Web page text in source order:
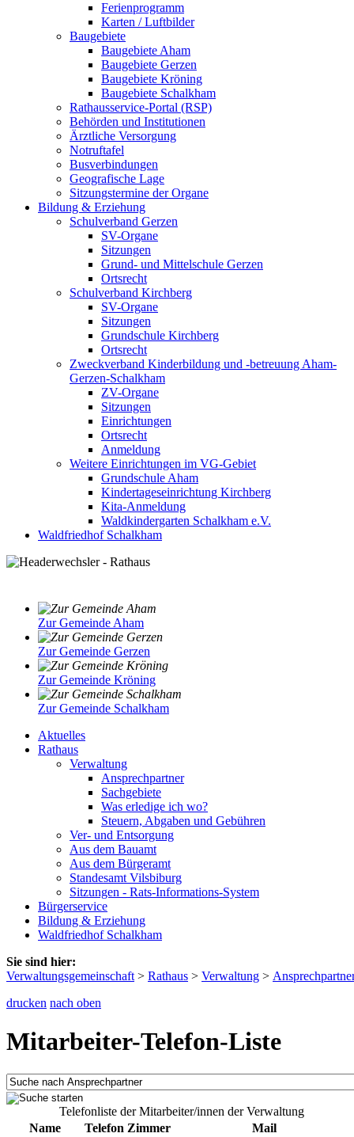
Ferienprogramm
Karten / Luftbilder
Baugebiete
Baugebiete Aham
Baugebiete Gerzen
Baugebiete Kröning
Baugebiete Schalkham
Rathausservice-Portal (RSP)
Behörden und Institutionen
Ärztliche Versorgung
Notruftafel
Busverbindungen
Geografische Lage
Sitzungstermine der Organe
Bildung & Erziehung
Schulverband Gerzen
SV-Organe
Sitzungen
Grund- und Mittelschule Gerzen
Ortsrecht
Schulverband Kirchberg
SV-Organe
Sitzungen
Grundschule Kirchberg
Ortsrecht
Zweckverband Kinderbildung und -betreuung Aham-
Gerzen-Schalkham
ZV-Organe
Sitzungen
Einrichtungen
Ortsrecht
Anmeldung
Weitere Einrichtungen im VG-Gebiet
Grundschule Aham
Kindertageseinrichtung Kirchberg
Kita-Anmeldung
Waldkindergarten Schalkham e.V.
Waldfriedhof Schalkham
Zur Gemeinde Aham
Zur Gemeinde Gerzen
Zur Gemeinde Kröning
Zur Gemeinde Schalkham
Aktuelles
Rathaus
Verwaltung
Ansprechpartner
Sachgebiete
Was erledige ich wo?
Steuern, Abgaben und Gebühren
Ver- und Entsorgung
Aus dem Bauamt
Aus dem Bürgeramt
Standesamt Vilsbiburg
Sitzungen - Rats-Informations-System
Bürgerservice
Bildung & Erziehung
Waldfriedhof Schalkham
Sie sind hier:
Verwaltungsgemeinschaft > Rathaus > Verwaltung >
drucken nach oben
Mitarbeiter-Telefon-Liste
Telefonliste der Mitarbeiter/innen der Verwaltung
Name
Telefon Zimmer
Mail